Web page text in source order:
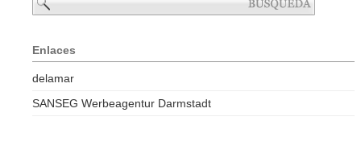
Enlaces
delamar
SANSEG Werbeagentur Darmstadt